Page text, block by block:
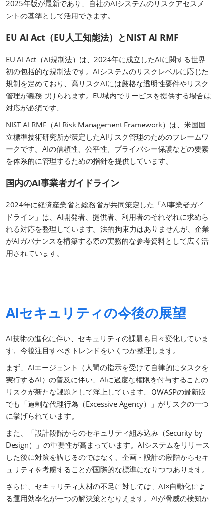
2025年版が最新であり、自社のAIシステムのリスクアセスメ
ントの基準として活用できます。
EU AI Act（EU人工知能法）とNIST AI RMF
EU AI Act（AI規制法）は、2024年に成立したAIに関する世界
初の包括的な規制法です。AIシステムのリスクレベルに応じた
規制を定めており、高リスクAIには厳格な透明性要件やリスク
管理が義務づけられます。EU域内でサービスを提供する場合は
対応が必須です。
NIST AI RMF（AI Risk Management Framework）は、米国国
立標準技術研究所が策定したAIリスク管理のためのフレームワ
ークです。AIの信頼性、公平性、プライバシー保護などの要素
を体系的に管理するための指針を提供しています。
国内のAI事業者ガイドライン
2024年に経済産業省と総務省が共同策定した「AI事業者ガイ
ドライン」は、AI開発者、提供者、利用者のそれぞれに求めら
れる対応を整理しています。法的拘束力はありませんが、企業
がAIガバナンスを構築する際の実務的な参考資料として広く活
用されています。
AIセキュリティの今後の展望
AI技術の進化に伴い、セキュリティの課題も日々変化していま
す。今後注目すべきトレンドをいくつか整理します。
まず、AIエージェント（人間の指示を受けて自律的にタスクを
実行するAI）の普及に伴い、AIに過度な権限を付与することの
リスクが新たな課題として浮上しています。OWASPの最新版
でも「過剰な代理行為（Excessive Agency）」がリスクの一つ
に挙げられています。
また、「設計段階からのセキュリティ組み込み（Security by
Design）」の重要性が高まっています。AIシステムをリリース
した後に対策を講じるのではなく、企画・設計の段階からセキ
ュリティを考慮することが国際的な標準になりつつあります。
さらに、セキュリティ人材の不足に対しては、AI×自動化によ
る運用効率化が一つの解決策となりえます。AIが脅威の検知か